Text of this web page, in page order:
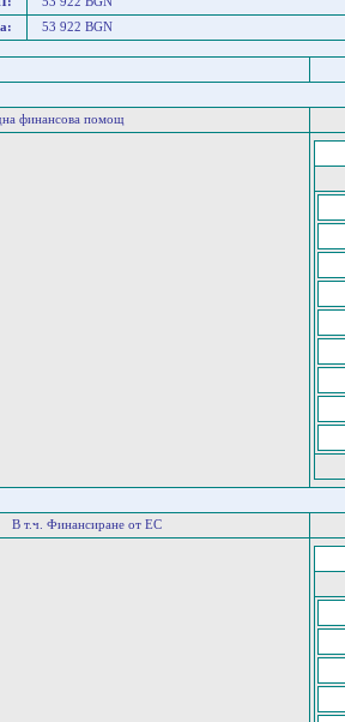
53 922 BGN
финансова помощ
В т.ч. Финансиране от ЕС